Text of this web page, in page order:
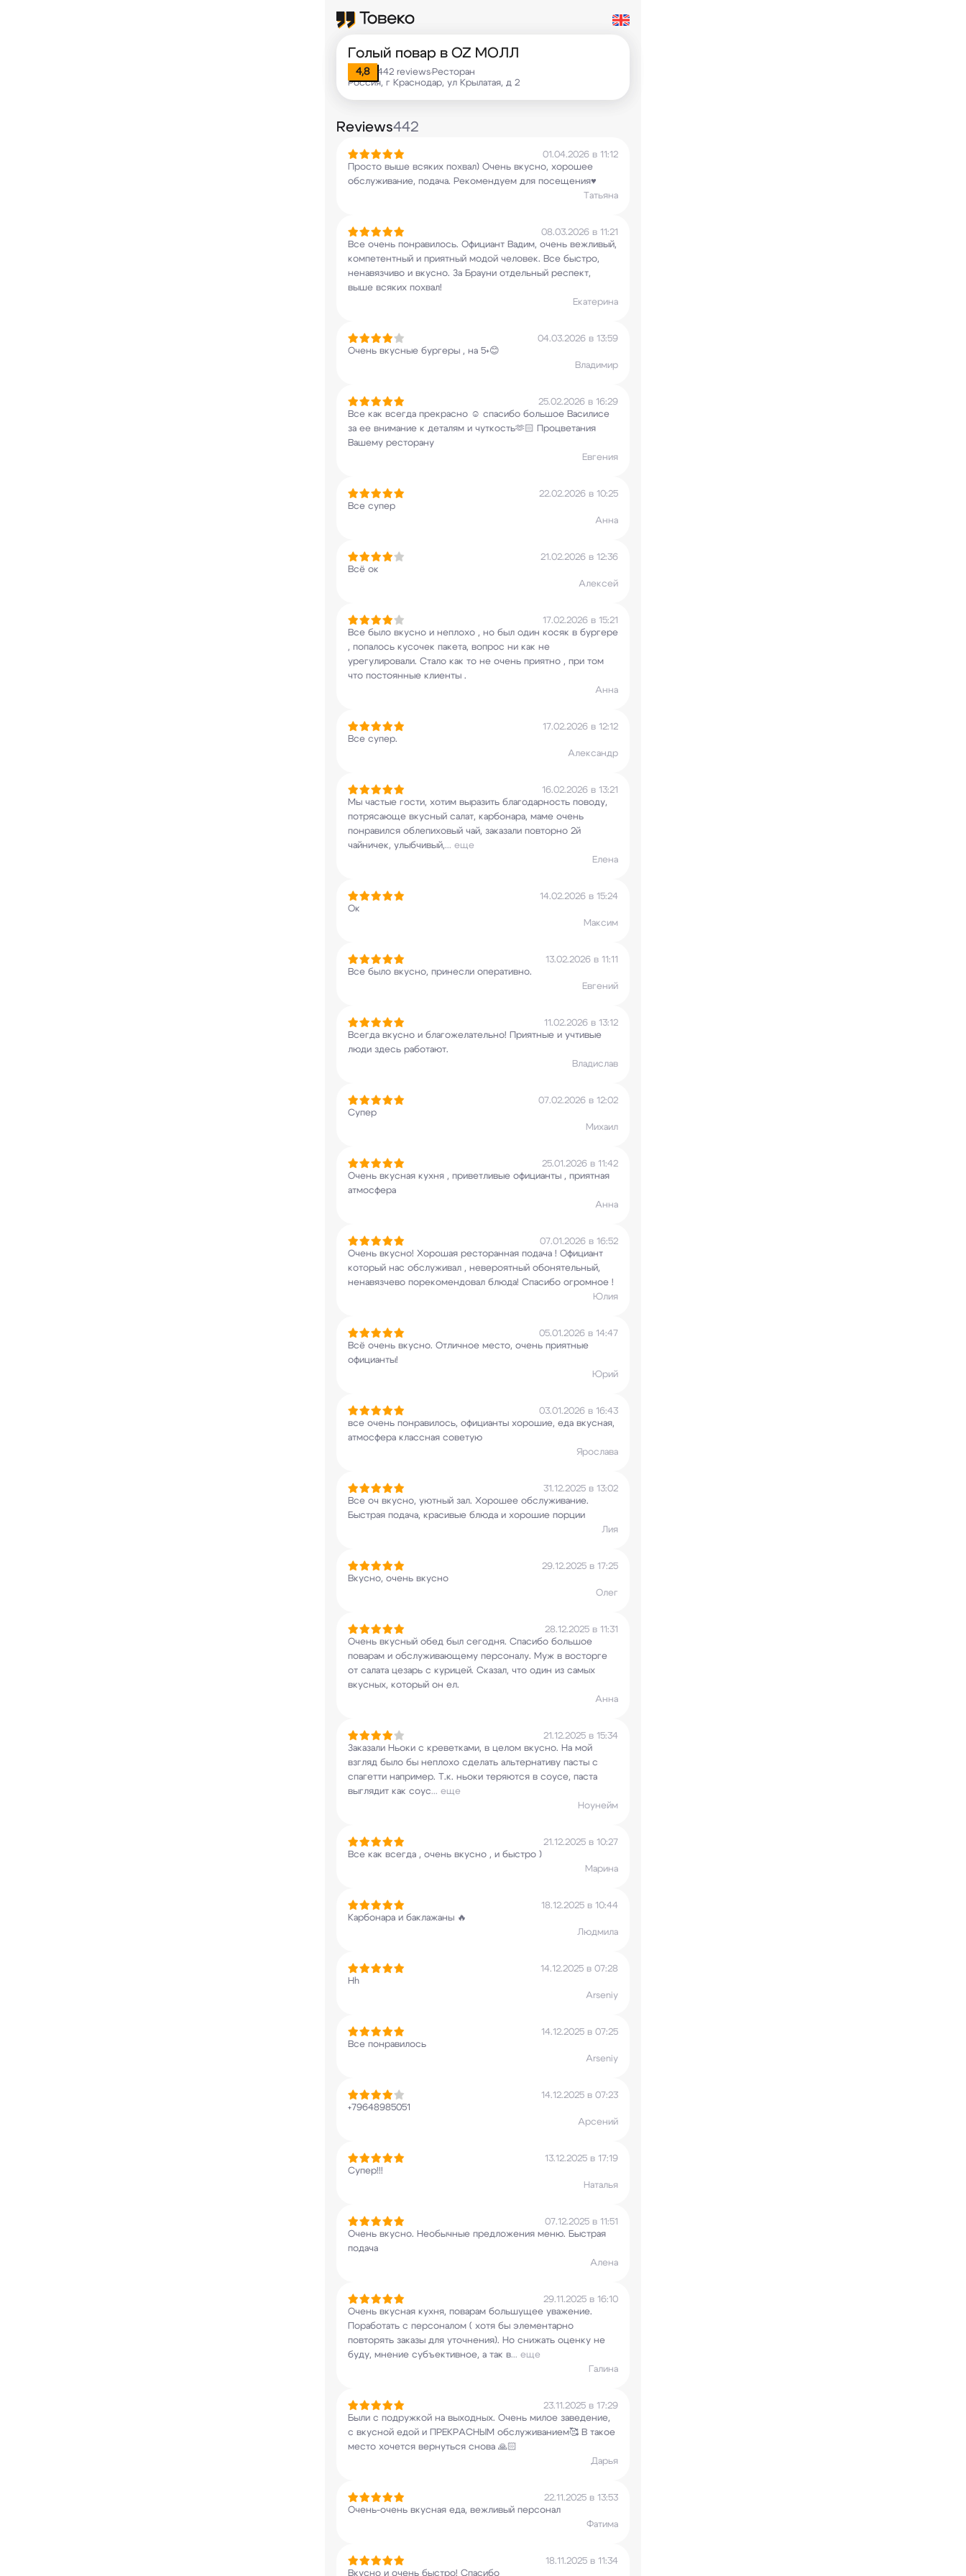
Голый повар в OZ МОЛЛ
4,8 442 reviews•Ресторан
Россия, г Краснодар, ул Крылатая, д 2
Reviews442
01.04.2026 в 11:12
Просто выше всяких похвал) Очень вкусно, хорошее
обслуживание, подача. Рекомендуем для посещения♥️
Татьяна
08.03.2026 в 11:21
Все очень понравилось. Официант Вадим, очень вежливый,
компетентный и приятный модой человек. Все быстро,
ненавязчиво и вкусно. За Брауни отдельный респект,
выше всяких похвал!
Екатерина
04.03.2026 в 13:59
Очень вкусные бургеры , на 5+😊
Владимир
25.02.2026 в 16:29
Все как всегда прекрасно ☺️ спасибо большое Василисе
за ее внимание к деталям и чуткость🫶🏻 Процветания
Вашему ресторану
Евгения
22.02.2026 в 10:25
Все супер
Анна
21.02.2026 в 12:36
Всё ок
Алексей
17.02.2026 в 15:21
Все было вкусно и неплохо , но был один косяк в бургере
, попалось кусочек пакета, вопрос ни как не
урегулировали. Стало как то не очень приятно , при том
что постоянные клиенты .
Анна
17.02.2026 в 12:12
Все супер.
Александр
16.02.2026 в 13:21
Мы частые гости, хотим выразить благодарность поводу,
потрясающе вкусный салат, карбонара, маме очень
понравился облепиховый чай, заказали повторно 2й
чайничек, улыбчивый,... еще
Елена
14.02.2026 в 15:24
Ок
Максим
13.02.2026 в 11:11
Все было вкусно, принесли оперативно.
Евгений
11.02.2026 в 13:12
Всегда вкусно и благожелательно! Приятные и учтивые
люди здесь работают.
Владислав
07.02.2026 в 12:02
Супер
Михаил
25.01.2026 в 11:42
Очень вкусная кухня , приветливые официанты , приятная
атмосфера
Анна
07.01.2026 в 16:52
Очень вкусно! Хорошая ресторанная подача ! Официант
который нас обслуживал , невероятный обонятельный,
ненавязчево порекомендовал блюда! Спасибо огромное !
Юлия
05.01.2026 в 14:47
Всё очень вкусно. Отличное место, очень приятные
официанты!
Юрий
03.01.2026 в 16:43
все очень понравилось, официанты хорошие, еда вкусная,
атмосфера классная советую
Ярослава
31.12.2025 в 13:02
Все оч вкусно, уютный зал. Хорошее обслуживание.
Быстрая подача, красивые блюда и хорошие порции
Лия
29.12.2025 в 17:25
Вкусно, очень вкусно
Олег
28.12.2025 в 11:31
Очень вкусный обед был сегодня. Спасибо большое
поварам и обслуживающему персоналу. Муж в восторге
от салата цезарь с курицей. Сказал, что один из самых
вкусных, который он ел.
Анна
21.12.2025 в 15:34
Заказали Ньоки с креветками, в целом вкусно. На мой
взгляд было бы неплохо сделать альтернативу пасты с
спагетти например. Т.к. ньоки теряются в соусе, паста
выглядит как соус... еще
Ноунейм
21.12.2025 в 10:27
Все как всегда , очень вкусно , и быстро )
Марина
18.12.2025 в 10:44
Карбонара и баклажаны 🔥
Людмила
14.12.2025 в 07:28
Hh
Arseniy
14.12.2025 в 07:25
Все понравилось
Arseniy
14.12.2025 в 07:23
+79648985051
Арсений
13.12.2025 в 17:19
Супер!!!
Наталья
07.12.2025 в 11:51
Очень вкусно. Необычные предложения меню. Быстрая
подача
Алена
29.11.2025 в 16:10
Очень вкусная кухня, поварам большущее уважение.
Поработать с персоналом ( хотя бы элементарно
повторять заказы для уточнения). Но снижать оценку не
буду, мнение субъективное, а так в... еще
Галина
23.11.2025 в 17:29
Были с подружкой на выходных. Очень милое заведение,
с вкусной едой и ПРЕКРАСНЫМ обслуживанием🥰 В такое
место хочется вернуться снова 🙏🏻
Дарья
22.11.2025 в 13:53
Очень-очень вкусная еда, вежливый персонал
Фатима
18.11.2025 в 11:34
Вкусно и очень быстро! Спасибо